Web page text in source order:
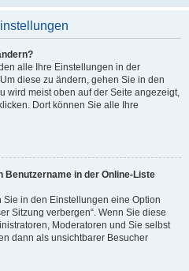
alle Ihre Einstellungen in der
diese zu ändern, gehen Sie in den
wird meist oben auf der Seite angezeigt,
Dort können Sie alle Ihre
Benutzername in der Online-Liste
in den Einstellungen eine Option
Sitzung verbergen“. Wenn Sie diese
Moderatoren und Sie selbst
dann als unsichtbarer Besucher